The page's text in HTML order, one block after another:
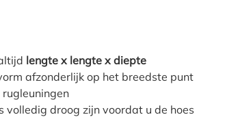
lengte x lengte x diepte
afzonderlijk op het breedste punt
volledig droog zijn voordat u de hoes